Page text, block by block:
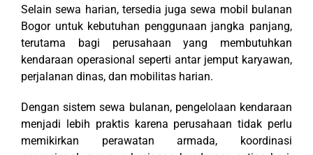
Selain sewa harian, tersedia juga sewa mobil bulanan
Bogor untuk kebutuhan penggunaan jangka panjang,
terutama bagi perusahaan yang membutuhkan
kendaraan operasional seperti antar jemput karyawan,
perjalanan dinas, dan mobilitas harian.
Dengan sistem sewa bulanan, pengelolaan kendaraan
menjadi lebih praktis karena perusahaan tidak perlu
memikirkan perawatan armada, koordinasi